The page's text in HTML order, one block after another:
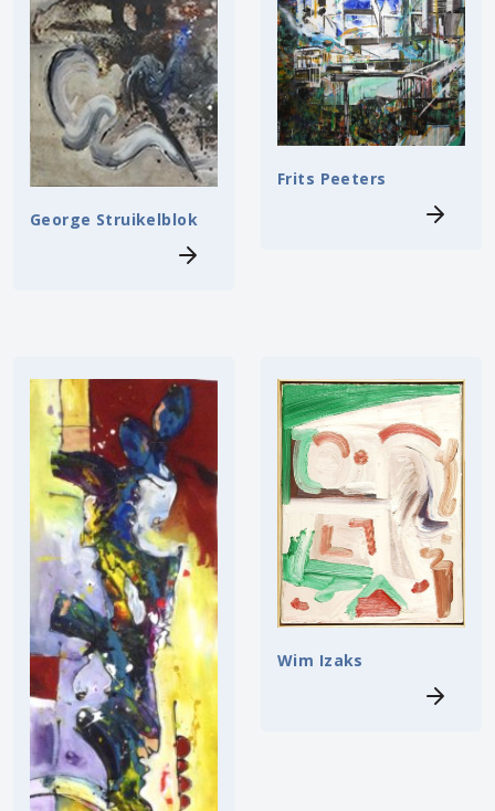
George Struikelblok
Frits Peeters
Wim Izaks